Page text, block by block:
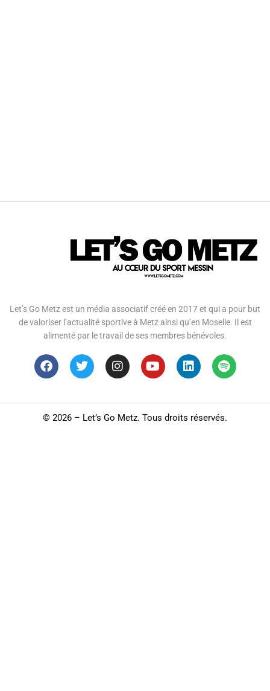
Let’s Go Metz est un média associatif créé en 2017 et qui a pour but
de valoriser l’actualité sportive à Metz ainsi qu’en Moselle. Il est
alimenté par le travail de ses membres bénévoles.
© 2026 – Let’s Go Metz. Tous droits réservés.